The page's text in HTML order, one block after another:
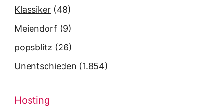
Klassiker (48)
Meiendorf (9)
popsblitz (26)
Unentschieden (1.854)
Hosting